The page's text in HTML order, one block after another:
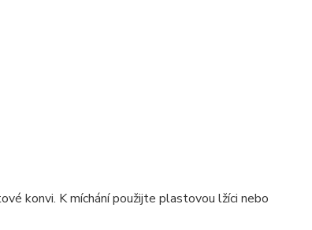
konvi. K míchání použijte plastovou lžíci nebo